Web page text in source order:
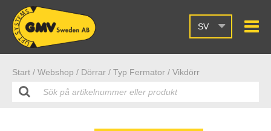
SV
Start / Webshop / Dörrar / Typ Fermator / Vikdörr